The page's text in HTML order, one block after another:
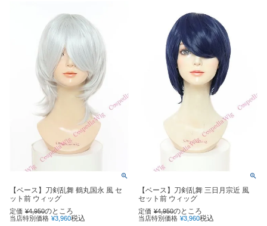
【ベース】刀剣乱舞 鶴丸国永 風 セ
ット前 ウィッグ
定価 ¥4,950のところ
当店特別価格 ¥3,960税込
【ベース】刀剣乱舞 三日月宗近 風
セット前 ウィッグ
定価 ¥4,950のところ
当店特別価格 ¥3,960税込